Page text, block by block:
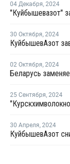
04 Декабря, 2024
30 Октября, 2024
02 Октября, 2024
25 Сентября, 2024
30 Апреля, 2024
КуйбышевАзот